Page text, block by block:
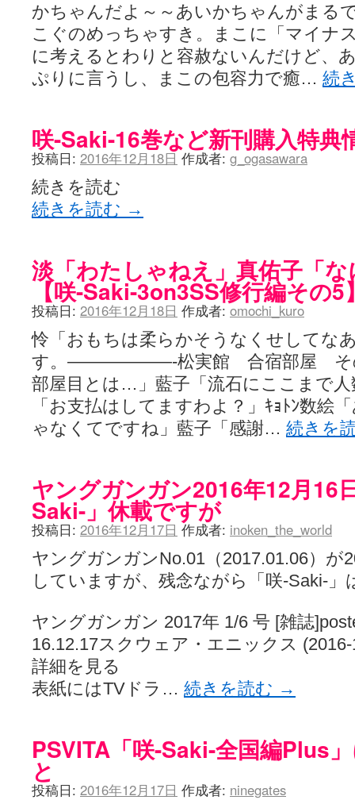
LAT. 39°20' N - 咲-Saki- / 永水航路 3 - 霧島の姫は、深山幽谷の頂で
エトピリカ!! - 咲-saki- / 咲-Saki-16巻 シノハユ7巻表紙予想 (11:05)
ニワカSakiファンの部屋 - 咲-Saki- / 咲の実写化について（再） (15:15)
低姿勢ニワカの麻雀 / マイナーカップリングSS感想 (07:31)
Hinamado blog - 咲-Saki- / リハビリテーション (04:56)
咲ワン・neo[仮] / 私事。 (01:19)
咲-Saki-.長野編をにょろんと見てみるブログ - 咲-Saki- / 第143局[応変
まったり咲SS他ブログ - 咲-Saki- / 照と洋榎のANN第9回 (09:00)
咲-Saki-カツゲン備忘録 / 咲-Saki-154局 【奮起】 マジかー！
あかどる日和 - 咲-saki- / 【今回は考察ではなく】原村和-のどっち-の
妥当麻雀界ブログ / コミックマーケット８９に参加します
咲-saki-速報 / 一時休止のお知らせ
Danas je lep dan. / [咲-Saki-]もしインターハイのルールが鷲巣麻雀だ
ぴゅーく☆すてっぷ - 咲-Saki- / ブログ終了のお知らせ
(12:51)
What You Mean ? - 咲-Saki- / 第2回清澄エリア聖地巡礼ツアーレポート
左を向いて » 咲-saki- / 【シノハユ】第26話「一別以来」/咲日和・阿
乱れ雪月花 - 咲-Saki- / ブログ終了のお知らせ：今までありがとうござ
YUKARI / 【宥菫】 ＳＳ更新とお知らせ 【松実宥誕記念ＳＳ】
アルカ茄子 / 戒能物怪録 キングとはいったい誰なのか？ (15:24)
竹ブログ - 咲-Saki- / 【咲-Saki-】ゲームが待ち遠しい件 (05:44)
SSSSS(-saki-しゃーぷしゅーとしょーとすとーりー) - 咲-saki- / 豊
せのたけくらべ - 咲-Saki- / 咲さんのやり方で就活をやってみよう
咏-Uta-ブログ編 - 咲-Saki- / 黄色い封筒が届いた(・∀・) (12:30)
ニワカ王者 / 【アニメ記事】咲-Saki- 立先生のコメントを取り上げる
のよーなのよー - 咲-Saki- / 咲十夜 第四夜
Yaranakya » 咲-Saki- / 国際最萌リーグは園城寺怜ちゃんに一票を入れ
おもちがなくてもだいじょうぶ / 咲と照の確執【プリン】 (16:10)
咲-Saki-の舞台が特定されたら、行くしかないでしょ / ブログを引っ越
りりーがーる（仮） / 虎姫 カラオケ編っぽい小ネタ (10:29)
洋榎-youka- / お知らせ (11:19)
オレのぞん / 咲さんのお誕生日です （ギリギリ） (14:58)
飛鳥の巣 - 咲-Saki- / 咲キャラがギタリストだったら...【風越編】
遊び半分 / もうすぐ８月も終わり
咲-Saki-ほんだし / 咲-Saki- 第128局 「涼風」 感想
咲-Saki-麻雀録 / 台風に強そうな咲キャラ (05:45)
君の友達。 / マイ・フェア・レディ (12:49)
咲-Saki-のてきとう考察 - 咲-Saki- / 記事紹介：書け麻に参加でさっ
嶺上かいほー - 咲-saki- / (7/1日分)dreamscapeが更新していました
白い物置 / 咲-Saki- Best Album ～Anthology～を買いました
かちゃんだよ～～あいかちゃんがまる
こぐのめっちゃすき。まこに「マイナ
に考えるとわりと容赦ないんだけど、
ぷりに言うし、まこの包容力で癒… 続
咲-Saki-16巻など新刊購入特典
投稿日: 2016年12月18日 作成者: g_ogasawara
続きを読む
続きを読む →
淡「わたしゃねえ」真佑子「
【咲-Saki-3on3SS修行編その5
投稿日: 2016年12月18日 作成者: omochi_kuro
怜「おもちは柔らかそうなくせしてな
す。——————-松実館 合宿部屋 その
部屋目とは…」藍子「流石にここまで
「お支払はしてますわよ？」ｷｮﾄﾝ数絵
ゃなくてですね」藍子「感謝… 続きを
ヤングガンガン2016年12月16
Saki-」休載ですが
投稿日: 2016年12月17日 作成者: inoken_the_world
ヤングガンガンNo.01（2017.01.06）が
していますが、残念ながら「咲-Saki-」
ヤングガンガン 2017年 1/6 号 [雑誌
16.12.17スクウェア・エニックス
詳細を見る
表紙にはTVドラ… 続きを読む →
PSVITA「咲-Saki-全国編Plus
と
投稿日: 2016年12月17日 作成者: ninegates